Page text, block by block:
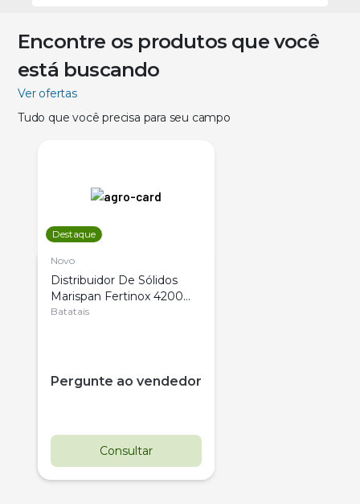
Encontre os produtos que você
está buscando
Ver ofertas
Tudo que você precisa para seu campo
Destaque
Novo
Distribuidor De Sólidos
Marispan Fertinox 4200
Citrus
Batatais
Pergunte ao vendedor
Consultar